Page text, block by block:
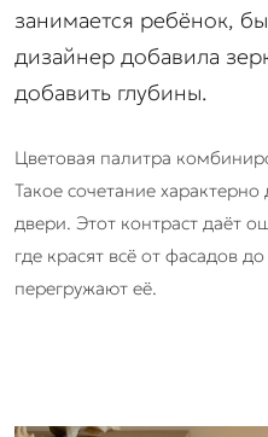
занимается ребёнок,
дизайнер добавила
добавить глубины.
Цветовая палитра
Такое сочетание
двери. Этот контраст даёт
где красят всё от фасадов
перегружают её.